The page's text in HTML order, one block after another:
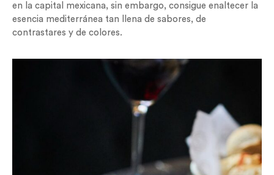
en la capital mexicana, sin embargo, consigue enaltecer la
esencia mediterránea tan llena de sabores, de
contrastares y de colores.